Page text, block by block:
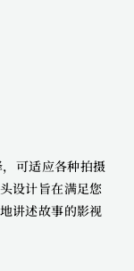
可适应各种拍摄
设计旨在满足您
讲述故事的影视